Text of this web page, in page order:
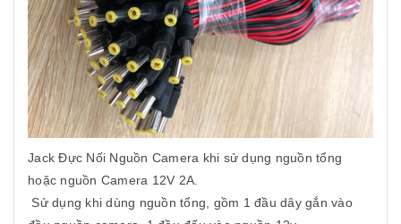
Jack Đực Nối Nguồn Camera khi sử dụng nguồn tổng
hoặc nguồn Camera 12V 2A.
Sử dụng khi dùng nguồn tổng, gồm 1 đầu dây gắn vào